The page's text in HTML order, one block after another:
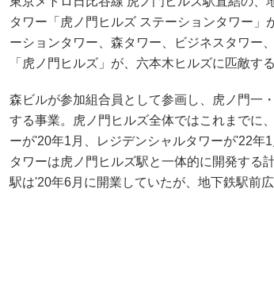
タワー「虎ノ門ヒルズ ステーションタワー」
ーションタワー、森タワー、ビジネスタワー
「虎ノ門ヒルズ」が、六本木ヒルズに匹敵す
森ビルが参加組合員として参画し、虎ノ門一
する事業。虎ノ門ヒルズ全体ではこれまでに
ーが'20年1月、レジデンシャルタワーが'22年
タワーは虎ノ門ヒルズ駅と一体的に開発する
駅は'20年6月に開業していたが、地下鉄駅前